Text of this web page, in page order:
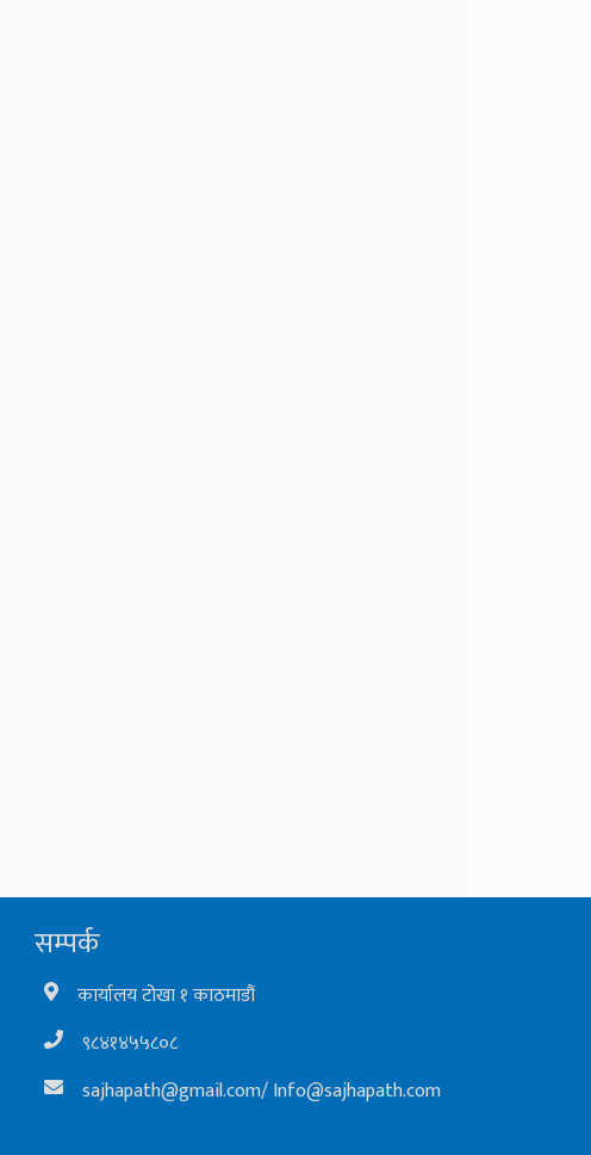
सम्पर्क
कार्यालय टोखा १ काठमाडौं
९८४१४५५८०८
sajhapath@gmail.com/Info@sajhapath.com